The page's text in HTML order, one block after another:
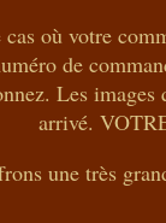
cas où votre
de
Les images
arrivé.
une très